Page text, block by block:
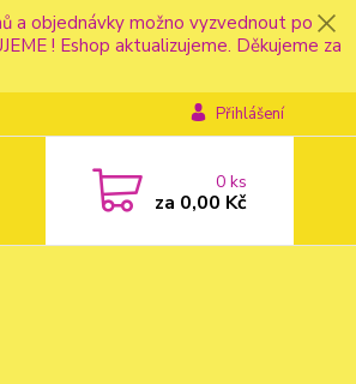
a objednávky možno vyzvednout po
! Eshop aktualizujeme. Děkujeme za
Přihlášení
0ks
za 0,00 Kč